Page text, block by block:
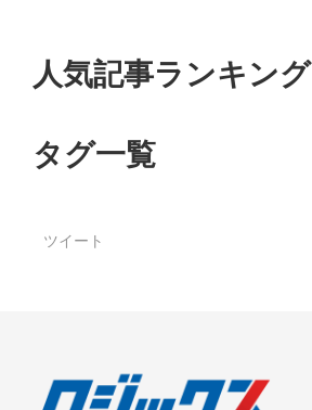
人気記事ランキング
タグ一覧
ツイート